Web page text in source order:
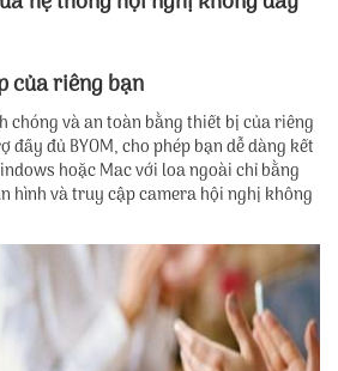
của riêng bạn
chóng và an toàn bằng thiết bị của riêng
đầy đủ BYOM, cho phép bạn dễ dàng kết
hoặc Mac với loa ngoài chỉ bằng
hình và truy cập camera hội nghị không